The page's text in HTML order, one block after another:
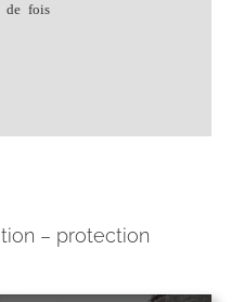
de fois
– protection